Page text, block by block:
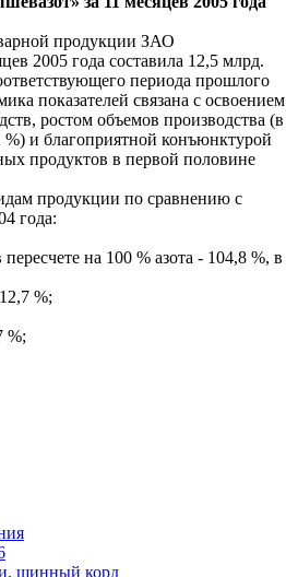
продукции ЗАО
2005 года составила 12,5 млрд.
периода прошлого
показателей связана с освоением
ростом объемов производства (в
и благоприятной конъюнктурой
продуктов в первой половине
продукции по сравнению с
года:
на 100 % азота - 104,8 %, в
%;
%;
шинный корд